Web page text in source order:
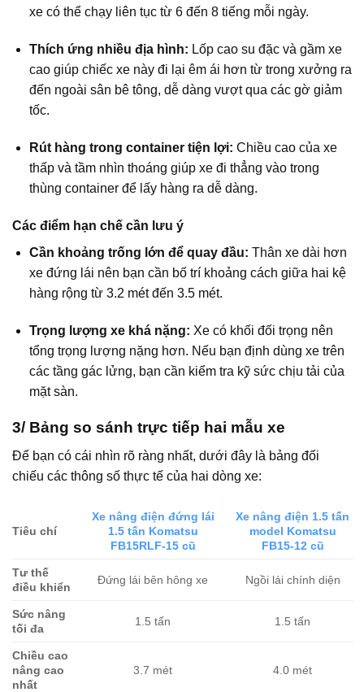
xe có thể chạy liên tục từ 6 đến 8 tiếng mỗi ngày.
Thích ứng nhiều địa hình: Lốp cao su đặc và gầm xe
cao giúp chiếc xe này đi lại êm ái hơn từ trong xưởng ra
đến ngoài sân bê tông, dễ dàng vượt qua các gờ giảm
tốc.
Rút hàng trong container tiện lợi: Chiều cao của xe
thấp và tầm nhìn thoáng giúp xe đi thẳng vào trong
thùng container để lấy hàng ra dễ dàng.
Các điểm hạn chế cần lưu ý
Cần khoảng trống lớn để quay đầu: Thân xe dài hơn
xe đứng lái nên bạn cần bố trí khoảng cách giữa hai kệ
hàng rộng từ 3.2 mét đến 3.5 mét.
Trọng lượng xe khá nặng: Xe có khối đối trọng nên
tổng trọng lượng nặng hơn. Nếu bạn định dùng xe trên
các tầng gác lửng, bạn cần kiểm tra kỹ sức chịu tải của
mặt sàn.
3/ Bảng so sánh trực tiếp hai mẫu xe
Để bạn có cái nhìn rõ ràng nhất, dưới đây là bảng đối
chiếu các thông số thực tế của hai dòng xe:
Tiêu chí
Xe nâng điện đứng lái
1.5 tấn Komatsu
FB15RLF-15 cũ
Xe nâng điện 1.5 tấn
model Komatsu
FB15-12 cũ
Tư thế
điều khiển
Đứng lái bên hông xe Ngồi lái chính diện
Sức nâng
tối đa
1.5 tấn 1.5 tấn
Chiều cao
nâng cao
nhất
3.7 mét 4.0 mét